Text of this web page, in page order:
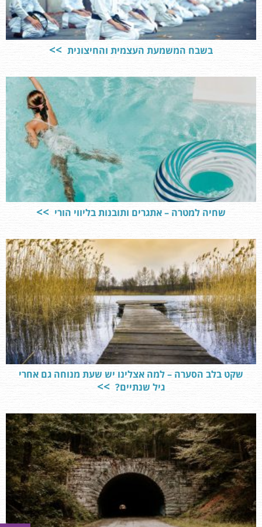
בשבח המשמעת העצמית והחיצונית
שחיה למטרה – אתגרים ותובנות בליווי הורי
שקט בלב הסערה – למה אצלינו יש שעת מנוחה גם אחרי
גיל שנתיים?